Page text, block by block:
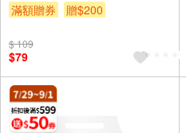
滿額贈券
贈$200
$ 109
$79